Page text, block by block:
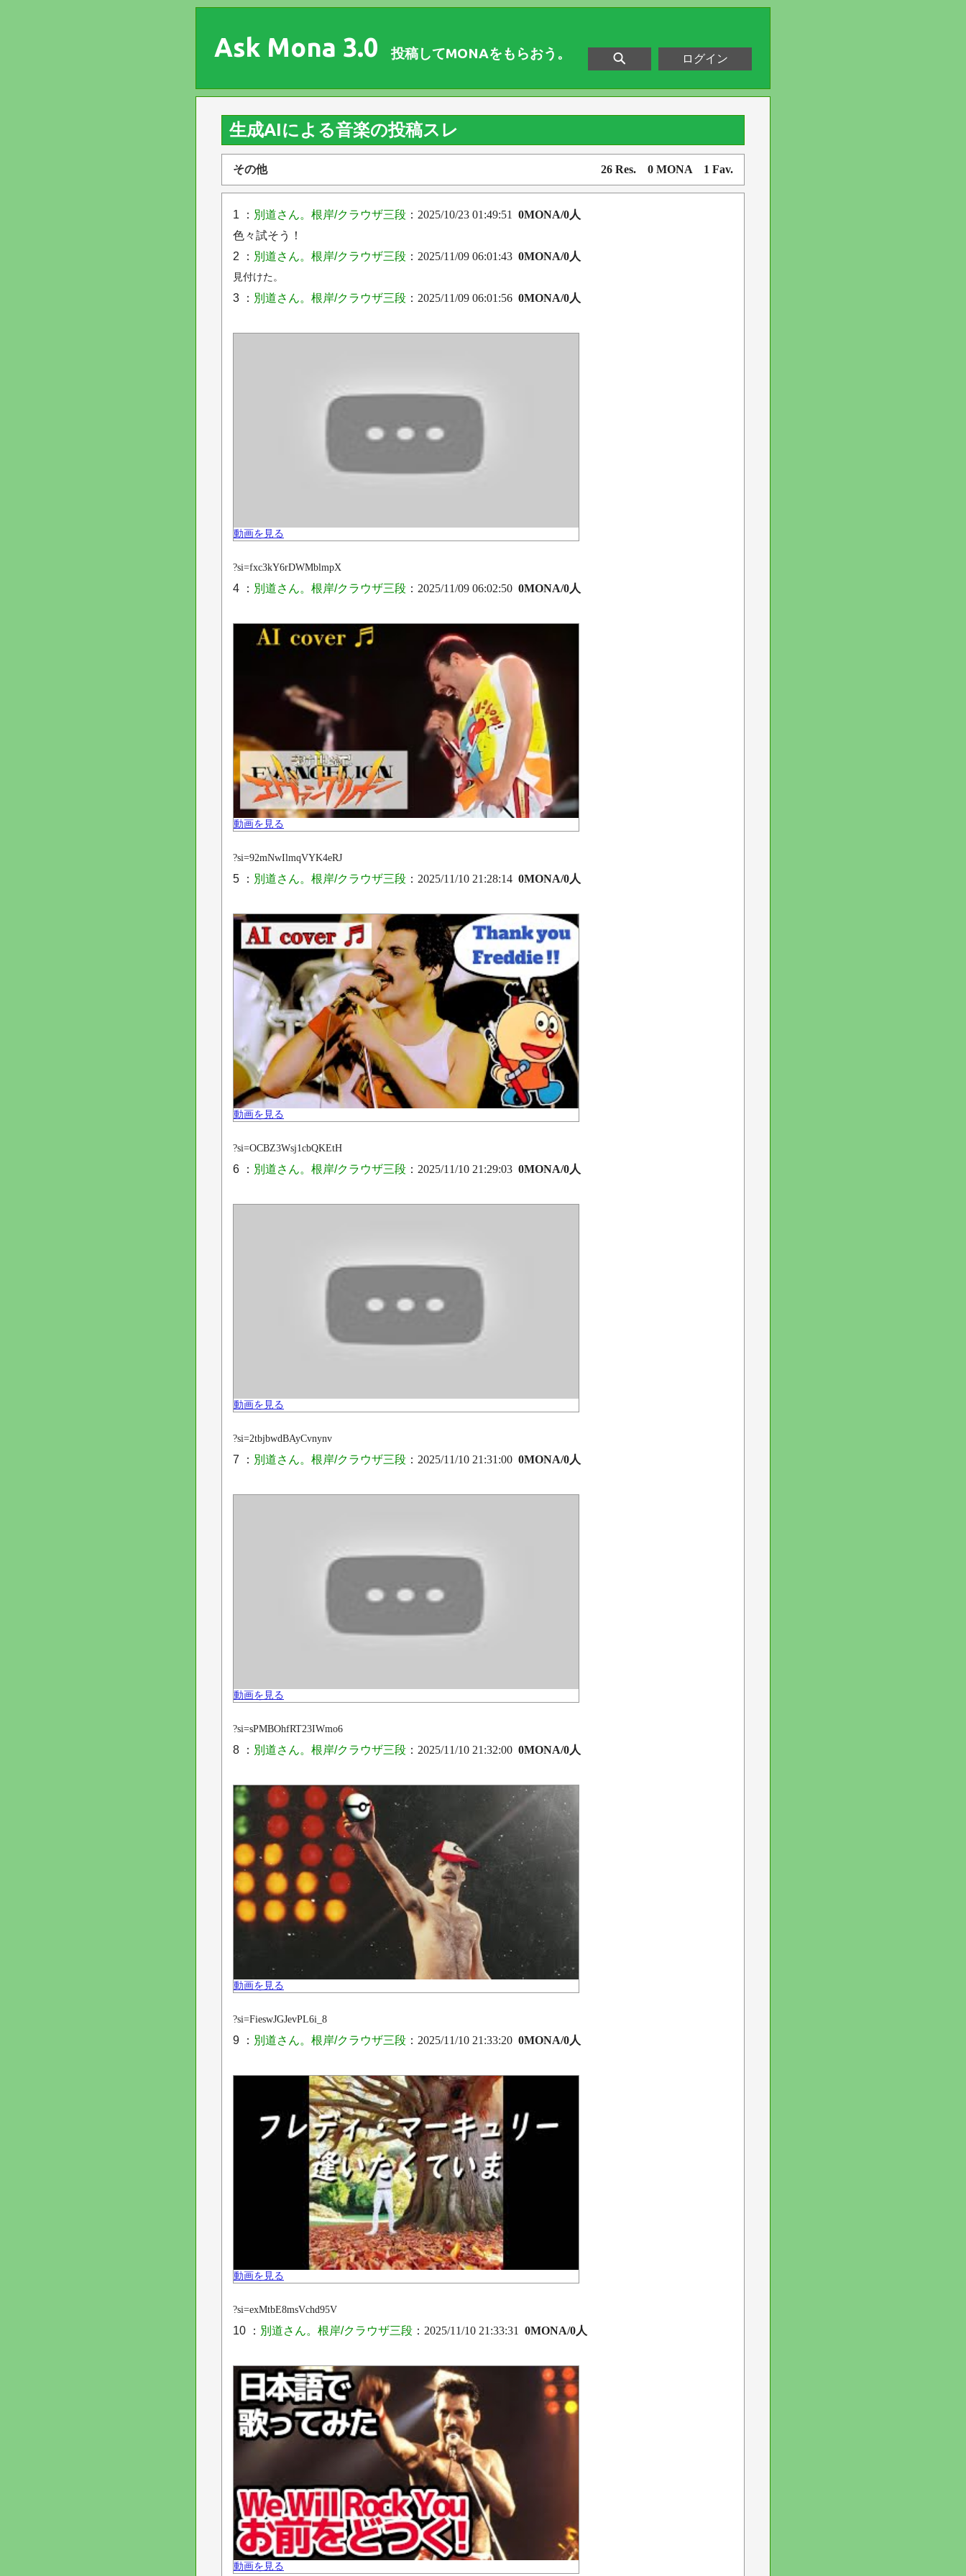
Ask Mona 3.0 投稿してMONAをもらおう。 ログイン
生成AIによる音楽の投稿スレ
その他 26 Res. 0 MONA 1 Fav.
1 ： 別道さん。根岸/クラウザ三段 ：2025/10/23 01:49:51
0MONA/0人
色々試そう！
2 ： 別道さん。根岸/クラウザ三段 ：2025/11/09 06:01:43 0MONA/0人
見付けた。
3 ： 別道さん。根岸/クラウザ三段 ：2025/11/09 06:01:56 0MONA/0人
動画を見る
?si=fxc3kY6rDWMblmpX
4 ： 別道さん。根岸/クラウザ三段 ：2025/11/09 06:02:50 0MONA/0人
動画を見る
?si=92mNwIlmqVYK4eRJ
5 ： 別道さん。根岸/クラウザ三段 ：2025/11/10 21:28:14 0MONA/0人
動画を見る
?si=OCBZ3Wsj1cbQKEtH
6 ： 別道さん。根岸/クラウザ三段 ：2025/11/10 21:29:03 0MONA/0人
動画を見る
?si=2tbjbwdBAyCvnynv
7 ： 別道さん。根岸/クラウザ三段 ：2025/11/10 21:31:00 0MONA/0人
動画を見る
?si=sPMBOhfRT23IWmo6
8 ： 別道さん。根岸/クラウザ三段 ：2025/11/10 21:32:00 0MONA/0人
動画を見る
?si=FieswJGJevPL6i_8
9 ： 別道さん。根岸/クラウザ三段 ：2025/11/10 21:33:20 0MONA/0人
動画を見る
?si=exMtbE8msVchd95V
10 ： 別道さん。根岸/クラウザ三段 ：2025/11/10 21:33:31 0MONA/0人
動画を見る